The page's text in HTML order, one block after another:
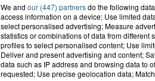
We and our (447) partnersdo the following
access information on a device; Use limited
select personalised advertising; Measure
statistics or combinations of data from
profiles to select personalised content; Use
Deliver and present advertising and content;
data such as IP address and browsing data to
requested; Use precise geolocation data;